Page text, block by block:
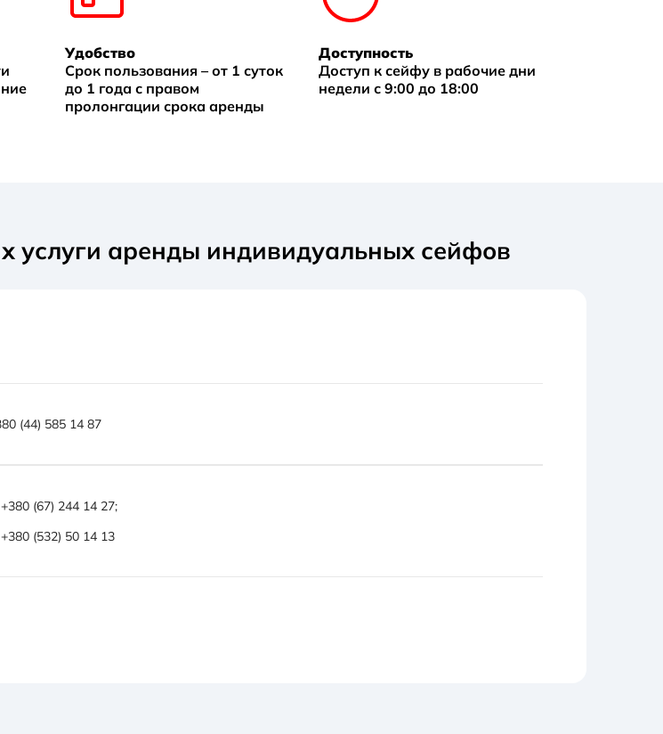
Удобство
Срок пользования – от 1 суток
до 1 года с правом
пролонгации срока аренды
Доступность
Доступ к сейфу в рабочие дни
недели с 9:00 до 18:00
услуги аренды индивидуальных сейфов
(44) 585 14 87
+380 (67) 244 14 27;
+380 (532) 50 14 13